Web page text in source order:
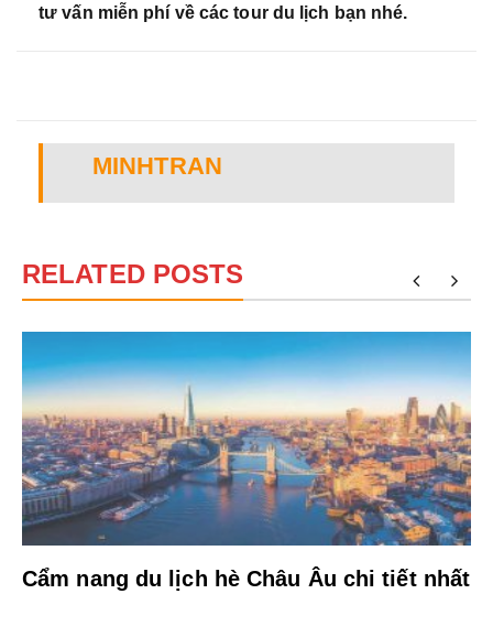
tư vấn miễn phí về các tour du lịch bạn nhé.
MINHTRAN
RELATED POSTS
Cẩm nang du lịch hè Châu Âu chi tiết nhất